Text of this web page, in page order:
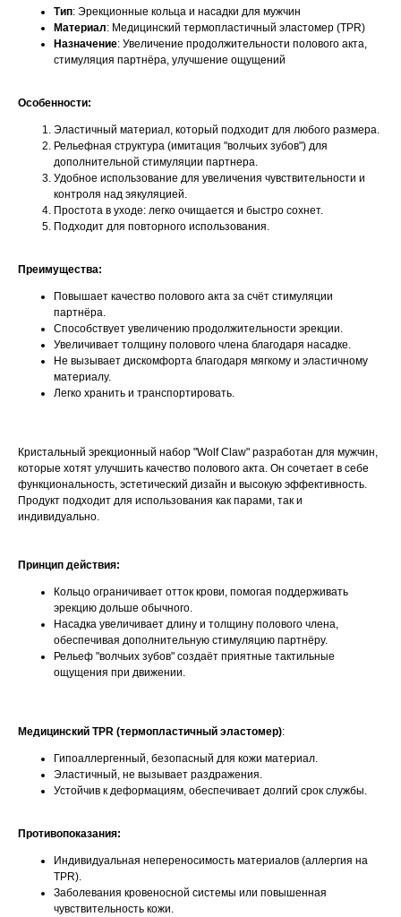
Тип: Эрекционные кольца и насадки для мужчин
Материал: Медицинский термопластичный эластомер (TPR)
Назначение: Увеличение продолжительности полового акта,
стимуляция партнёра, улучшение ощущений
Особенности:
Эластичный материал, который подходит для любого размера.
Рельефная структура (имитация "волчьих зубов") для
дополнительной стимуляции партнера.
Удобное использование для увеличения чувствительности и
контроля над эякуляцией.
Простота в уходе: легко очищается и быстро сохнет.
Подходит для повторного использования.
Преимущества:
Повышает качество полового акта за счёт стимуляции
партнёра.
Способствует увеличению продолжительности эрекции.
Увеличивает толщину полового члена благодаря насадке.
Не вызывает дискомфорта благодаря мягкому и эластичному
материалу.
Легко хранить и транспортировать.
Кристальный эрекционный набор "Wolf Claw" разработан для мужчин,
которые хотят улучшить качество полового акта. Он сочетает в себе
функциональность, эстетический дизайн и высокую эффективность.
Продукт подходит для использования как парами, так и
индивидуально.
Принцип действия:
Кольцо ограничивает отток крови, помогая поддерживать
эрекцию дольше обычного.
Насадка увеличивает длину и толщину полового члена,
обеспечивая дополнительную стимуляцию партнёру.
Рельеф "волчьих зубов" создаёт приятные тактильные
ощущения при движении.
Медицинский TPR (термопластичный эластомер):
Гипоаллергенный, безопасный для кожи материал.
Эластичный, не вызывает раздражения.
Устойчив к деформациям, обеспечивает долгий срок службы.
Противопоказания:
Индивидуальная непереносимость материалов (аллергия на
TPR).
Заболевания кровеносной системы или повышенная
чувствительность кожи.